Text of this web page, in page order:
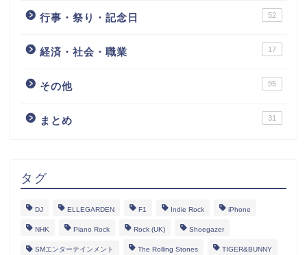
行事・祭り・記念日 52
経済・社会・職業 17
その他 95
まとめ 31
タグ
DJ ELLEGARDEN F1 Indie Rock iPhone
NHK Piano Rock Rock (UK) Shoegazer
SMエンターテインメント The Rolling Stones TIGER&BUNNY